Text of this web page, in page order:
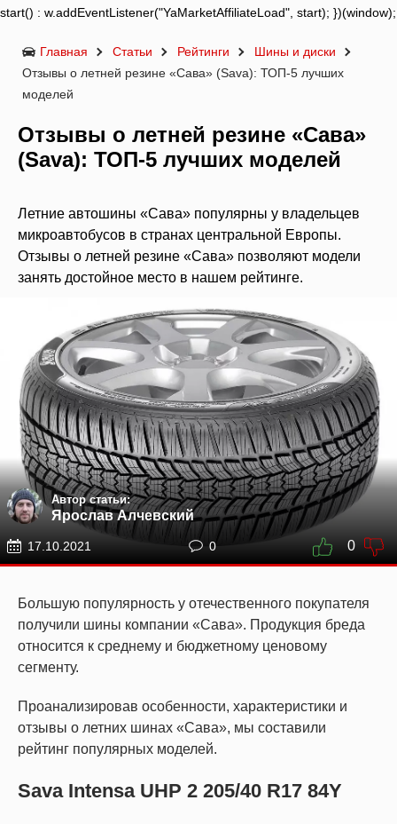
start() : w.addEventListener("YaMarketAffiliateLoad", start); })(window);
Главная Статьи Рейтинги
Шины и диски
Отзывы о летней резине «Сава» (Sava): ТОП-5 лучших
моделей
Отзывы о летней резине «Сава»
(Sava): ТОП-5 лучших моделей
Летние автошины «Сава» популярны у владельцев
микроавтобусов в странах центральной Европы.
Отзывы о летней резине «Сава» позволяют модели
занять достойное место в нашем рейтинге.
Автор статьи:
Ярослав Алчевский
17.10.2021 0 0
Большую популярность у отечественного покупателя
получили шины компании «Сава». Продукция бреда
относится к среднему и бюджетному ценовому
сегменту.
Проанализировав особенности, характеристики и
отзывы о летних шинах «Сава», мы составили
рейтинг популярных моделей.
Sava Intensa UHP 2 205/40 R17 84Y